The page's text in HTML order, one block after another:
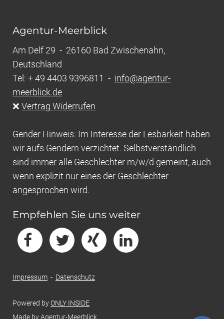
Agentur-Meerblick
Am Delf 29 - 26160 Bad Zwischenahn,
Deutschland
Tel: + 49 4403 9396811 - info@agentur-
meerblick.de
❌ Vertrag Widerrufen
Gender Hinweis: Im Interesse der Lesbarkeit haben
wir aufs Gendern verzichtet. Selbstverständlich
sind immer alle Geschlechter m/w/d gemeint, auch
wenn explizit nur eines der Geschlechter
angesprochen wird.
Empfehlen Sie uns weiter
Impressum - Datenschutz
Powered byONLY INSIDE
Made byAgentur-Meerblick